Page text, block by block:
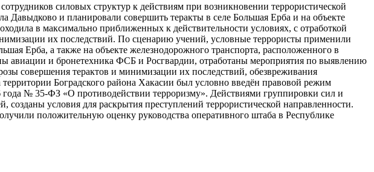
силовых структур к действиям при возникновении террористической
Давыдково и планировали совершить теракты в селе Большая Ерба и на объекте
в максимально приближенных к действительности условиях, с отработкой
их последствий. По сценарию учений, условные террористы применили
Ерба, а также на объекте железнодорожного транспорта, расположенного в
авиации и бронетехника ФСБ и Росгвардии, отработаны мероприятия по выявлению
совершения терактов и минимизации их последствий, обезвреживания
Боградского района Хакасии был условно введён правовой режим
года № 35-ФЗ «О противодействии терроризму». Действиями группировки сил и
условия для раскрытия преступлений террористической направленности.
положительную оценку руководства оперативного штаба в Республике